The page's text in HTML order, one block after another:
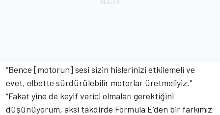
“Bence [motorun] sesi sizin hislerinizi etkilemeli ve
evet, elbette sürdürülebilir motorlar üretmeliyiz."
“Fakat yine de keyif verici olmaları gerektiğini
düşünüyorum, aksi takdirde Formula E'den bir farkımız